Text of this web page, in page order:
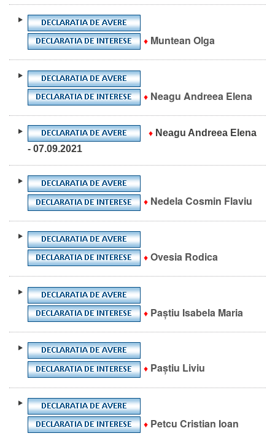
♦ Muntean Olga
♦ Neagu Andreea Elena
♦ Neagu Andreea Elena
- 07.09.2021
♦ Nedela Cosmin Flaviu
♦ Ovesia Rodica
♦ Paștiu Isabela Maria
♦ Paștiu Liviu
♦ Petcu Cristian Ioan